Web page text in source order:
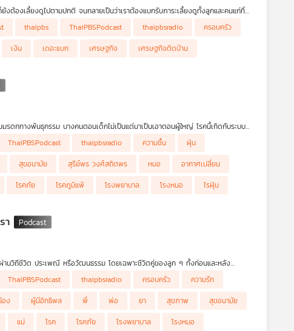
ต้องเลี้ยงดูไปตามปกติ จนกลายเป็นว่าเราต้องแบกรับภาระเลี้ยงดูทั้งลูกและคนแก่ที่
ป็นพ่อแม่รุ่นก่อน ๆ จึงเรียกคนกลุ่มนี้ว่า “แซนด์วิช เจเนอเรชัน (Sandwich
กของตนเอง ในด้านการเงิน ร่างกาย และทรัพยากรอื่น ๆ ซึ่งส่วนหนึ่งเกิดจาก
เดอะแบกของบ้าน พวกเขาต้องเจอกับอะไร ดร.วิทย์ สิทธิเวคิน และ คุณวัชราทิตย์
thaipbs ThaiPBSPodcast thaipbsradio
ครอบครัว
เงิน เดอะแบก เศรษฐกิจ เศรษฐกิจติดบ้าน
ดกทางพันธุกรรม บางคนตอนเด็กไม่เป็นแต่มาเป็นเอาตอนผู้ใหญ่ โรคนี้เกิดกับระบบ
แวดล้อม เช่น ฝุ่นพิษ PM2.5 โรคนี้พ่อแม่ต้องใส่ใจเป็นพิเศษเพราะบางครั้งอาจ
กอายุต่ำกว่า 2 ปีไม่ควรใส่หน้ากากอนามัย และแบบไหนต้องไปหาหมอ รายการ #โรง
ThaiPBSPodcast thaipbsradio ความชื้น
ฝุ่น
สุขอนามัย สุรีย์พร วงศ์สถิตพร หมอ
อากาศเปลี่ยน
โรคภัย โรคภูมิแพ้ โรงพยาบาล โรงหมอ ไรฝุ่น
า
านวิถีชีวิต ประเพณี หรือวัฒนธรรม โดยเฉพาะชีวิตคู่ของลูก ๆ ทั้งก่อนและหลัง
กเข้ามาเกี่ยวข้องเสมอ หลายคนจึงตั้งคำถามกับตัวเองว่า "ทำไมครอบครัวของเรา
ThaiPBSPodcast thaipbsradio ครอบครัว
ความรัก
อง ผู้มีอิทธิพล พี่ พ่อ ยา สุขภาพ
สุขอนามัย
แม่ โรค โรคภัย โรงพยาบาล โรงหมอ